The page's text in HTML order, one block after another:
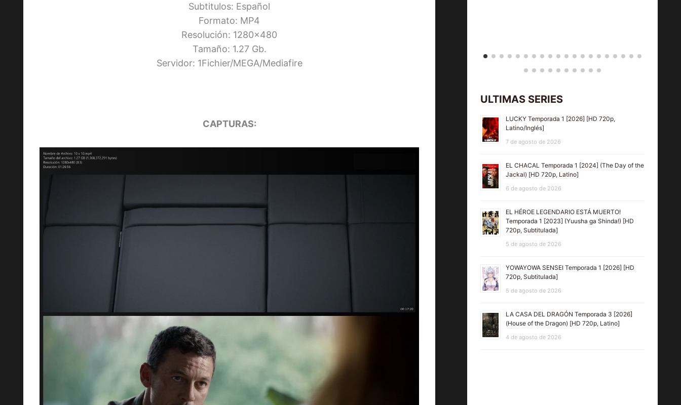
Subtitulos: Español
Formato: MP4
Resolución: 1280×480
Tamaño: 1.27 Gb.
Servidor: 1Fichier/MEGA/Mediafire
CAPTURAS:
ULTIMAS SERIES
LUCKY Temporada 1 [2026] [HD 720p,
Latino/Inglés]
7 de agosto de 2026
EL CHACAL Temporada 1 [2024] (The Day of the
Jackal) [HD 720p, Latino]
6 de agosto de 2026
EL HÉROE LEGENDARIO ESTÁ MUERTO!
Temporada 1 [2023] (Yuusha ga Shinda!) [HD
720p, Subtitulada]
5 de agosto de 2026
YOWAYOWA SENSEI Temporada 1 [2026] [HD
720p, Subtitulada]
5 de agosto de 2026
LA CASA DEL DRAGÓN Temporada 3 [2026]
(House of the Dragon) [HD 720p, Latino]
4 de agosto de 2026